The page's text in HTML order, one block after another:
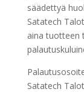
säädettyä
Satatech
aina tuotteen
Satatech